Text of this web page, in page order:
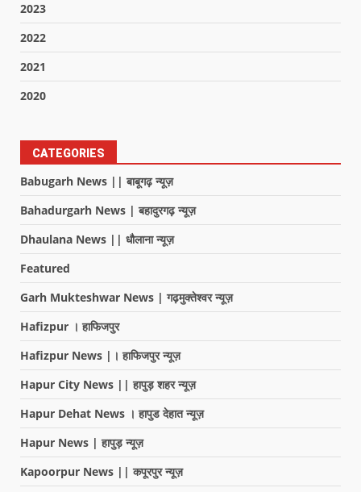
2023
2022
2021
2020
CATEGORIES
Babugarh News || बाबूगढ़ न्यूज़
Bahadurgarh News | बहादुरगढ़ न्यूज़
Dhaulana News || धौलाना न्यूज़
Featured
Garh Mukteshwar News | गढ़मुक्तेश्वर न्यूज़
Hafizpur । हाफिजपुर
Hafizpur News |। हाफिजपुर न्यूज़
Hapur City News || हापुड़ शहर न्यूज़
Hapur Dehat News । हापुड देहात न्यूज़
Hapur News | हापुड़ न्यूज़
Kapoorpur News || कपूरपुर न्यूज़